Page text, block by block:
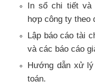
In sổ chi tiết và
hợp công ty theo
Lập báo cáo tài
và các báo cáo
Hướng dẫn xử
toán.